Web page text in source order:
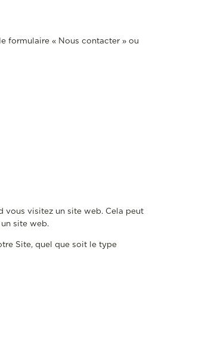
formulaire « Nous contacter » ou
vous visitez un site web. Cela peut
site web.
Site, quel que soit le type